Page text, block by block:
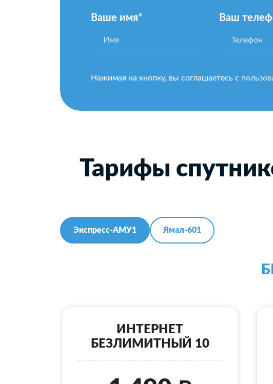
Ваше имя* Ваш
Нажимая на кнопку, вы соглашаетесь с
Тарифы
Экспресс-АМУ1 Ямал-601
ИНТЕРНЕТ
БЕЗЛИМИТНЫЙ 10